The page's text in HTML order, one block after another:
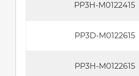
PP3H-M0122415
PP3D-M0122615
PP3H-M0122615